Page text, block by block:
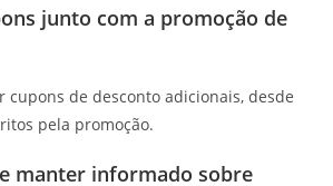
junto com a promoção de
cupons de desconto adicionais, desde
pela promoção.
manter informado sobre